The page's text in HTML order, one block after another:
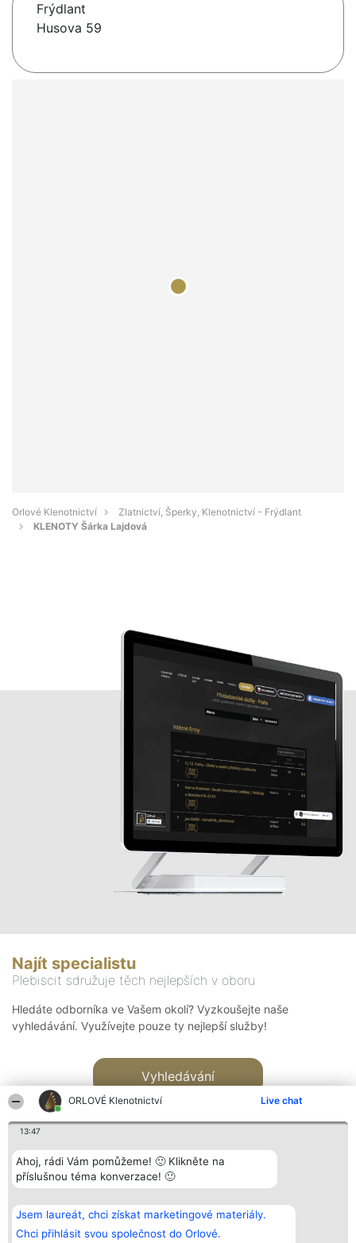
ORLOVÉ Klenotnictví Live chat
13:47
Ahoj, rádi Vám pomůžeme! 🙂 Klikněte na
příslušnou téma konverzace! 🙂
Jsem laureát, chci získat marketingové materiály.
Chci přihlásit svou společnost do Orlové.
Frýdlant
Husova 59
Orlové Klenotnictví
Zlatnictví, Šperky, Klenotnictví - Frýdlant
KLENOTY Šárka Lajdová
Najít specialistu
Plebiscit sdružuje těch nejlepších v oboru
Hledáte odborníka ve Vašem okolí? Vyzkoušejte naše
vyhledávání. Využívejte pouze ty nejlepší služby!
Vyhledávání
Bright Side Solutions sp. z o.
o. sp. k.
ul. Ruska 22
Wrocław 50-079
Vítězové
Seznam všech
laureátů
Zásady
Kontakt